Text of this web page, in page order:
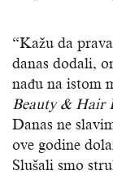
“Kažu da
danas dodali,
nađu na istom
Beauty & Hair
Danas ne
ove godine
Slušali smo